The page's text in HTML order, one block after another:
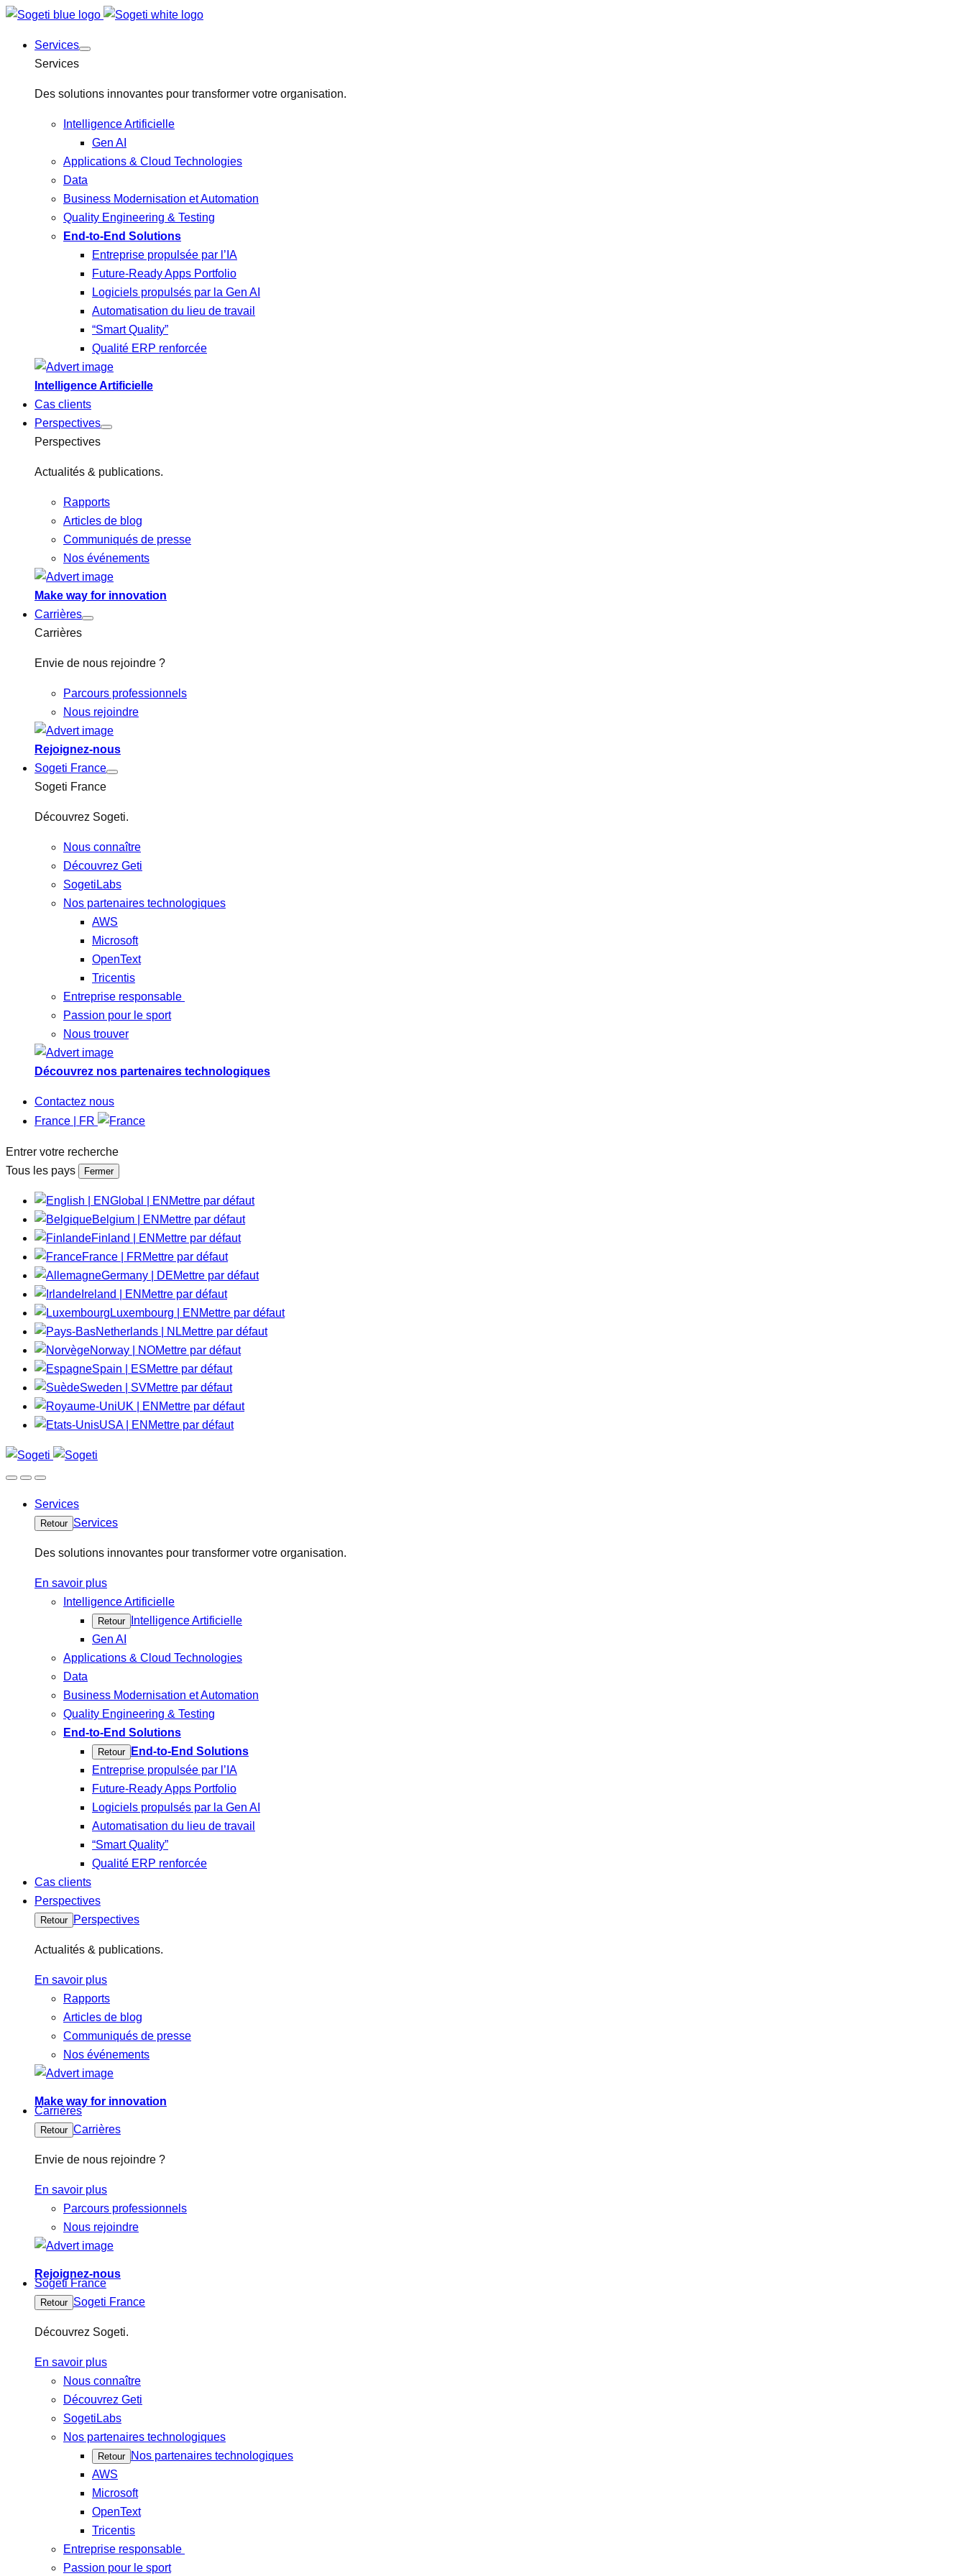
Services
Services
Des solutions innovantes pour transformer votre organisation.
Intelligence Artificielle
Gen AI
Applications & Cloud Technologies
Data
Business Modernisation et Automation
Quality Engineering & Testing
End-to-End Solutions
Entreprise propulsée par l’IA
Future-Ready Apps Portfolio
Logiciels propulsés par la Gen AI
Automatisation du lieu de travail
“Smart Quality”
Qualité ERP renforcée
Intelligence Artificielle
Cas clients
Perspectives
Perspectives
Actualités & publications.
Rapports
Articles de blog
Communiqués de presse
Nos événements
Make way for innovation
Carrières
Carrières
Envie de nous rejoindre ?
Parcours professionnels
Nous rejoindre
Rejoignez-nous
Sogeti France
Sogeti France
Découvrez Sogeti.
Nous connaître
Découvrez Geti
SogetiLabs
Nos partenaires technologiques
AWS
Microsoft
OpenText
Tricentis
Entreprise responsable
Passion pour le sport
Nous trouver
Découvrez nos partenaires technologiques
Contactez nous
France | FR
Entrer votre recherche
Tous les pays
Fermer
Global | EN Mettre par défaut
Belgium | EN Mettre par défaut
Finland | EN Mettre par défaut
France | FRMettre par défaut
Germany | DEMettre par défaut
Ireland | EN Mettre par défaut
Luxembourg | EN Mettre par défaut
Netherlands | NLMettre par défaut
Norway | NOMettre par défaut
Spain | ESMettre par défaut
Sweden | SVMettre par défaut
UK | EN Mettre par défaut
USA | EN Mettre par défaut
Services
Retour Services
Des solutions innovantes pour transformer votre organisation.
En savoir plus
Intelligence Artificielle
Retour
Intelligence Artificielle
Gen AI
Applications & Cloud Technologies
Data
Business Modernisation et Automation
Quality Engineering & Testing
End-to-End Solutions
Retour
End-to-End Solutions
Entreprise propulsée par l’IA
Future-Ready Apps Portfolio
Logiciels propulsés par la Gen AI
Automatisation du lieu de travail
“Smart Quality”
Qualité ERP renforcée
Cas clients
Perspectives
Retour Perspectives
Actualités & publications.
En savoir plus
Rapports
Articles de blog
Communiqués de presse
Nos événements
Make way for innovation
Carrières
Retour Carrières
Envie de nous rejoindre ?
En savoir plus
Parcours professionnels
Nous rejoindre
Rejoignez-nous
Sogeti France
Retour Sogeti France
Découvrez Sogeti.
En savoir plus
Nous connaître
Découvrez Geti
SogetiLabs
Nos partenaires technologiques
Retour
Nos partenaires technologiques
AWS
Microsoft
OpenText
Tricentis
Entreprise responsable
Passion pour le sport